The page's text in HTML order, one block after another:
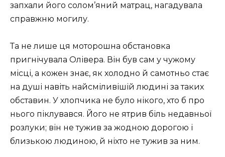
запхали його солом’яний матрац, нагадувала
справжню могилу.
Та не лише ця моторошна обстановка
пригнічувала Олівера. Він був сам у чужому
місці, а кожен знає, як холодно й самотньо стає
на душі навіть найсміливішій людині за таких
обставин. У хлопчика не було нікого, хто б про
нього піклувався. Його не ятрив біль недавньої
розлуки; він не тужив за жодною дорогою і
близькою людиною, й ніхто не тужив за ним.